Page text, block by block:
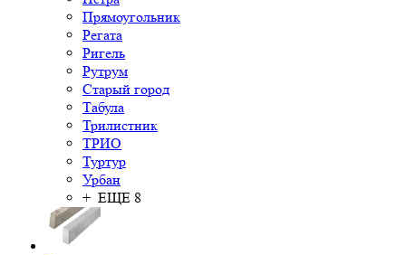
Прямоугольник
Регата
Ригель
Рутрум
Старый город
Табула
Трилистник
ТРИО
Туртур
Урбан
+ ЕЩЕ 8